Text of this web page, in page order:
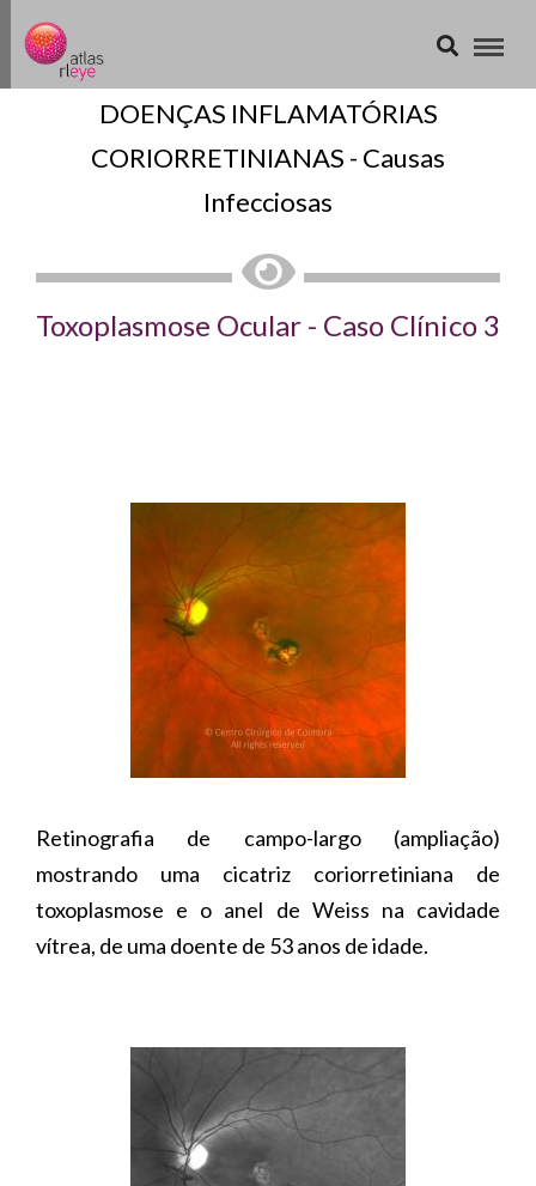
DOENÇAS INFLAMATÓRIAS
CORIORRETINIANAS - Causas
Infecciosas
Toxoplasmose Ocular - Caso Clínico 3
Retinografia de campo-largo (ampliação)
mostrando uma cicatriz coriorretiniana de
toxoplasmose e o anel de Weiss na cavidade
vítrea, de uma doente de 53 anos de idade.